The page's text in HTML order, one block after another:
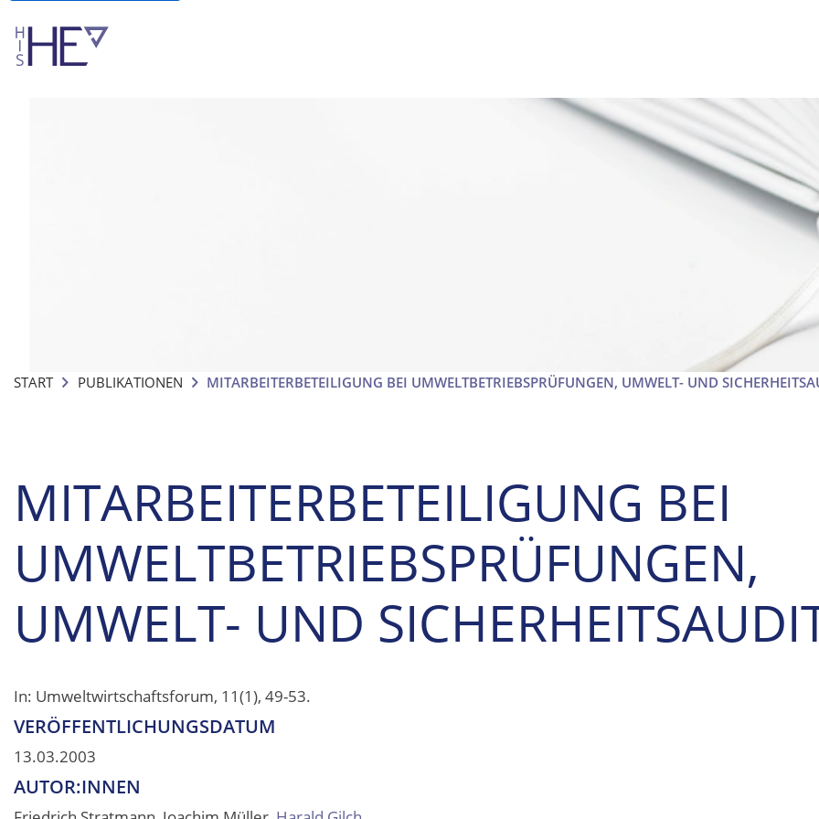
START PUBLIKATIONEN MITARBEITERBETEILIGUNG BEI UMWELTBETRIEBSPRÜFUNGEN, UMWELT- UND
MITARBEITERBETEILIGUNG BEI
UMWELTBETRIEBSPRÜFUNGEN,
UMWELT- UND
In: Umweltwirtschaftsforum, 11(1), 49-53.
VERÖFFENTLICHUNGSDATUM
13.03.2003
AUTOR:INNEN